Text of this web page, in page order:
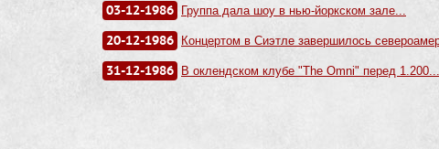
03-12-1986 Группа дала шоу в нью-йоркском зале...
20-12-1986 Концертом в Сиэтле завершилось
31-12-1986 В оклендском клубе "The Omni" перед 1.200...